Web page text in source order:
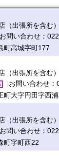
（出張所を含む
問い合わせ：
町高城字町177
（出張所を含む
お問い合わせ：
町大字円田字西
（出張所を含む
問い合わせ：
町字町西22